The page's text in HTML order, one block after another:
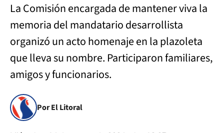
La Comisión encargada de mantener viva la
memoria del mandatario desarrollista
organizó un acto homenaje en la plazoleta
que lleva su nombre. Participaron familiares,
amigos y funcionarios.
Por El Litoral